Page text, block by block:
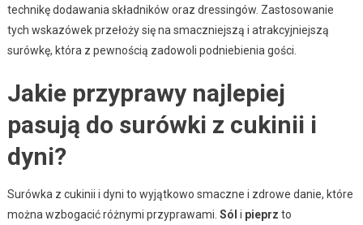
technikę dodawania składników oraz dressingów. Zastosowanie
tych wskazówek przełoży się na smaczniejszą i atrakcyjniejszą
surówkę, która z pewnością zadowoli podniebienia gości.
Jakie przyprawy najlepiej
pasują do surówki z cukinii i
dyni?
Surówka z cukinii i dyni to wyjątkowo smaczne i zdrowe danie, które
można wzbogacić różnymi przyprawami. Sól i pieprz to